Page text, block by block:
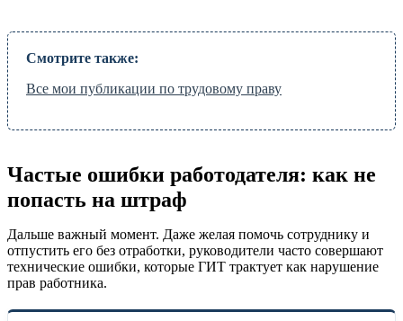
Смотрите также:
Все мои публикации по трудовому праву
Частые ошибки работодателя: как не
попасть на штраф
Дальше важный момент. Даже желая помочь сотруднику и
отпустить его без отработки, руководители часто совершают
технические ошибки, которые ГИТ трактует как нарушение
прав работника.